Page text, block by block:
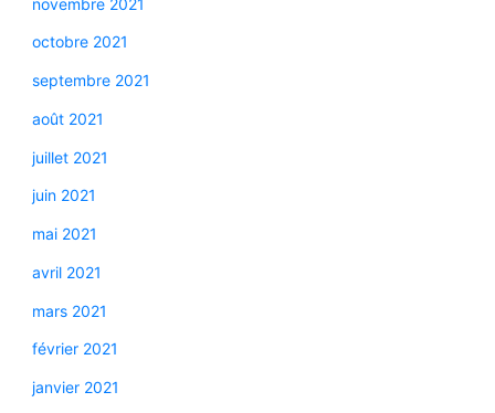
octobre 2021
septembre 2021
août 2021
juillet 2021
juin 2021
mai 2021
avril 2021
mars 2021
février 2021
janvier 2021